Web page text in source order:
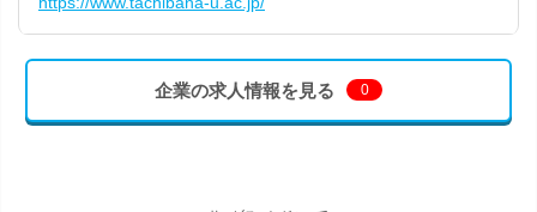
企業の求人情報を見る 0